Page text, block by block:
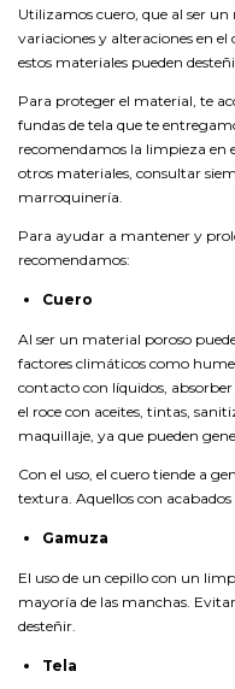
Utilizamos cuero, que al ser
variaciones y alteraciones en
estos materiales pueden
Para proteger el material, te
fundas de tela que te
recomendamos la limpieza en
otros materiales, consultar
marroquinería.
Para ayudar a mantener y
recomendamos:
Cuero
Al ser un material poroso
factores climáticos como
contacto con líquidos,
el roce con aceites, tintas,
maquillaje, ya que pueden
Con el uso, el cuero tiende a
textura. Aquellos con
Gamuza
El uso de un cepillo con un
mayoría de las manchas.
desteñir.
Tela